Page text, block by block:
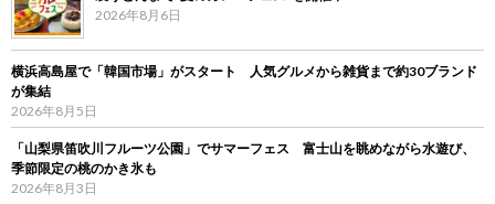
2026年8月6日
横浜高島屋で「韓国市場」がスタート 人気グルメから雑貨まで約30ブランド
が集結
2026年8月5日
「山梨県笛吹川フルーツ公園」でサマーフェス 富士山を眺めながら水遊び、
季節限定の桃のかき氷も
2026年8月3日